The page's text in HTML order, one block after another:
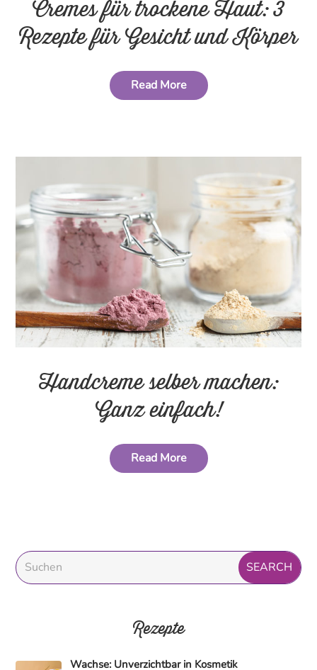
Cremes für trockene Haut: 3
Rezepte für Gesicht und Körper
Read More
Handcreme selber machen:
Ganz einfach!
Read More
Rezepte
Wachse: Unverzichtbar in Kosmetik